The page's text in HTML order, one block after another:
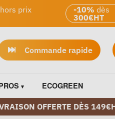
prix
-10% dès
300€HT
Commande rapide
ECOGREEN
OFFERTE DÈS